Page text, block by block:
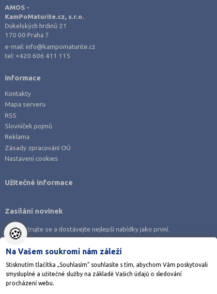
AMOS -
KamPoMaturite.cz, s.r.o.
Dukelských hrdinů 21
170 00 Praha 7
e-mail:info@kampomaturite.cz
tel: +420 606 411 115
Informace
Kontakty
Mapa serveru
RSS
Slovníček pojmů
Reklama
Zásady zpracování OÚ
Nastavení cookies
Stáhněte si aplikaci Adresář škol
Užitečné informace
Zasílání novinek
Zaregistrujte se a dostávejte nejlepší nabídky jako první.
🍪
Na Vašem soukromí nám záleží
Stisknutím tlačítka „Souhlasím“ souhlasíte s tím, abychom Vám poskytovali
smysluplné a užitečné služby na základě Vašich údajů o sledování
procházení webu.